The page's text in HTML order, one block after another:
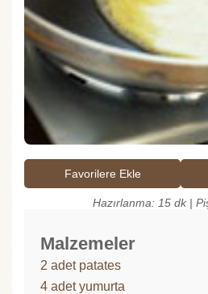
Favorilere Ekle
Hazırlanma: 15 dk |
Malzemeler
2 adet patates
4 adet yumurta